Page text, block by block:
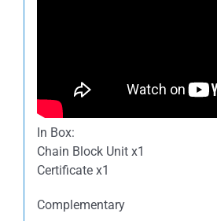
In Box:
Chain Block Unit x1
Certificate x1
Complementary